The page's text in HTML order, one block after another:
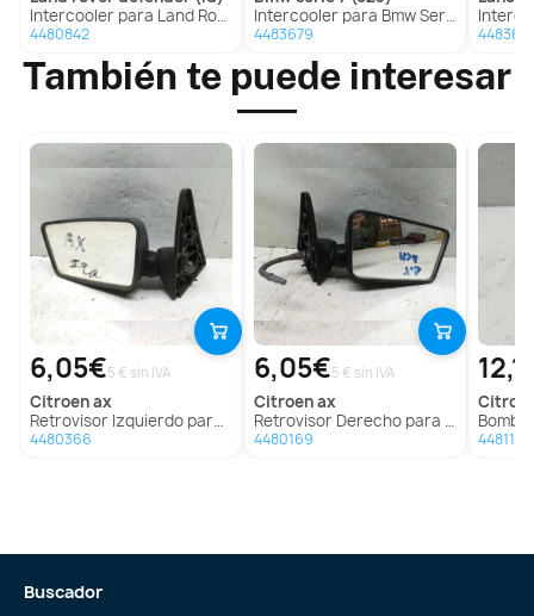
Intercooler para Land Rover Defender (Ld)
4480842
Intercooler para Bmw Serie 7 (E23)
4483679
También te puede interesar
6,05€5 € sin IVA
citroenax
Retrovisor Izquierdo para Citroën Ax
4480366
6,05€5 € sin IVA
citroenax
Retrovisor Derecho para Citroën Ax
4480169
Bomba
4481178
Buscador